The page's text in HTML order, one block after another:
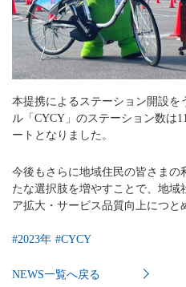
本提携によるステーション開設を
ル「CYCY」のステーション数は
ートとなりました。
今後もさらに地域住民の皆さまの
たな選択肢を増やすことで、地域
ア拡大・サービス品質向上につと
#2023年 #CYCY
NEWS一覧へ戻る